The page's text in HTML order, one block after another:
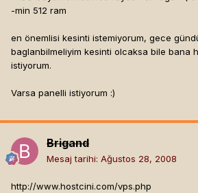
-min 512 ram
en önemlisi kesinti istemiyorum, gece
baglanbilmeliyim kesinti olcaksa bile bana
istiyorum.
Varsa panelli istiyorum :)
Brigand
Mesaj tarihi: Ağustos 28, 2008
http://www.hostcini.com/vps.php